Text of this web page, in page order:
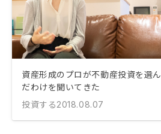
資産形成のプロが不動産投資を選ん
だわけを聞いてきた
投資する2018.08.07